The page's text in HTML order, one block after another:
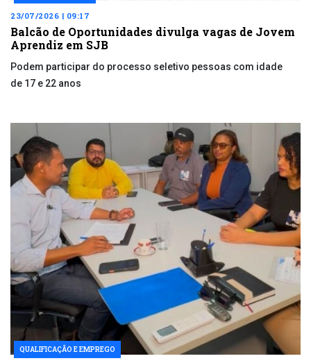
23/07/2026 | 09:17
Balcão de Oportunidades divulga vagas de Jovem
Aprendiz em SJB
Podem participar do processo seletivo pessoas com idade
de 17 e 22 anos
QUALIFICAÇÃO E EMPREGO